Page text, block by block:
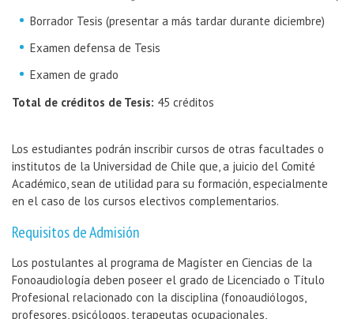
Borrador Tesis (presentar a más tardar durante diciembre)
Examen defensa de Tesis
Examen de grado
Total de créditos de Tesis: 45 créditos
Los estudiantes podrán inscribir cursos de otras facultades o
institutos de la Universidad de Chile que, a juicio del Comité
Académico, sean de utilidad para su formación, especialmente
en el caso de los cursos electivos complementarios.
Requisitos de Admisión
Los postulantes al programa de Magíster en Ciencias de la
Fonoaudiología deben poseer el grado de Licenciado o Título
Profesional relacionado con la disciplina (fonoaudiólogos,
profesores, psicólogos, terapeutas ocupacionales,